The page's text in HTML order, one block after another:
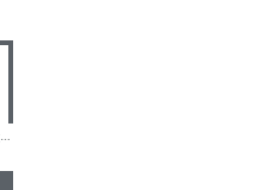
Σετ Βάπτισης Κοριτσιού Little Princess / Στέμμα με Ζωγραφισμένη Βαλίτσα